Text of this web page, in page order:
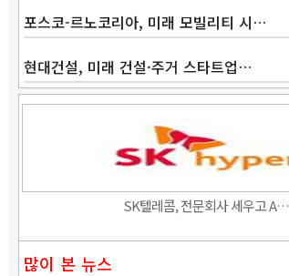
포스코-르노코리아, 미래 모빌리티 시…
현대건설, 미래 건설·주거 스타트업…
SK텔레콤, 전문회사 세우고 A…
많이 본 뉴스